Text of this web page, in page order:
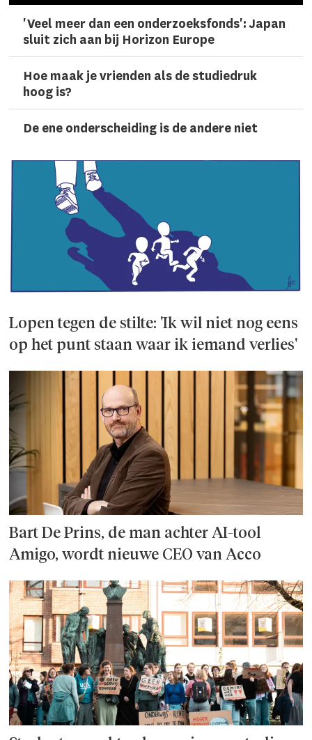
'Veel meer dan een onderzoeks­fonds': Japan
sluit zich aan bij Horizon Europe
Hoe maak je vrienden als de studiedruk
hoog is?
De ene onderscheiding is de andere niet
Lopen tegen de stilte: 'Ik wil niet nog eens
op het punt staan waar ik iemand verlies'
Bart De Prins, de man achter AI-tool
Amigo, wordt nieuwe CEO van Acco